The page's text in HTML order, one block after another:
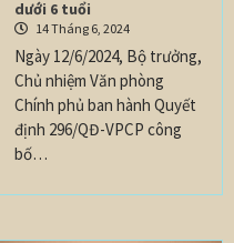
dưới 6 tuổi
14 Tháng 6, 2024
Ngày 12/6/2024, Bộ trưởng,
Chủ nhiệm Văn phòng
Chính phủ ban hành Quyết
định 296/QĐ-VPCP công
bố…